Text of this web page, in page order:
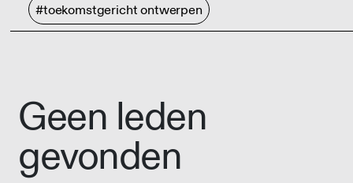
#toekomstgericht ontwerpen
Geen leden
gevonden